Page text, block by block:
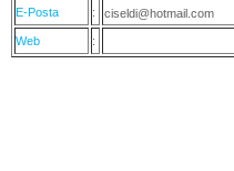
E-Posta : ciseldi@hotmail.com
Web :